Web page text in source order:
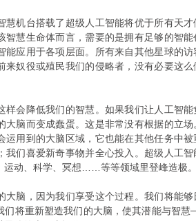
慧机台搭载了超级人工智能将优于所有天
智慧生命体而言，需要的是拥有足够的智
能应用于各项层面。所有来自其他星球的
来奴役或殖民我们的侵略者，没有必要这
样会降低我们的智慧。如果我们让人工智
大脑而变成蠢蛋。这是非常没有根据的立
运用到的大脑区域，它也能在其他任务中
我们喜爱新奇事物并全心投入。超级人工
运动、科学、冥想……等等领域里登峰造极
大脑，因为我们享受这个过程。我们将能
们将重新塑造我们的大脑，使其潜能与智